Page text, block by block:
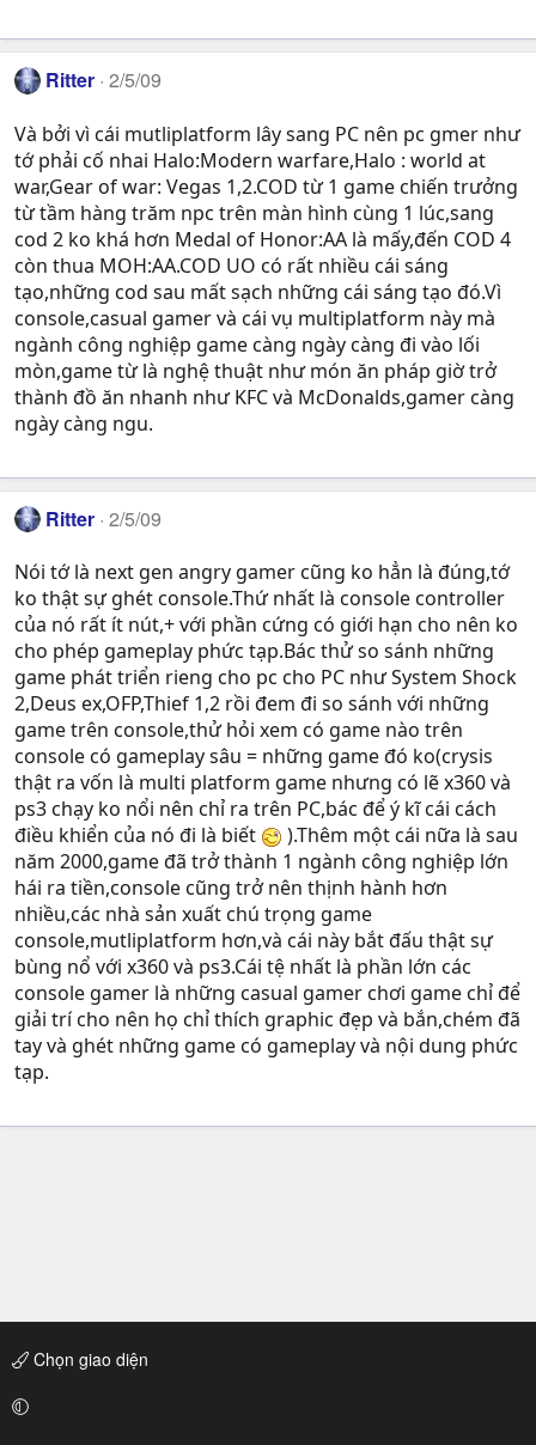
Ritter 2/5/09
Và bởi vì cái mutliplatform lây sang PC nên pc gmer như
tớ phải cố nhai Halo:Modern warfare,Halo : world at
war,Gear of war: Vegas 1,2.COD từ 1 game chiến trưởng
từ tầm hàng trăm npc trên màn hình cùng 1 lúc,sang
cod 2 ko khá hơn Medal of Honor:AA là mấy,đến COD 4
còn thua MOH:AA.COD UO có rất nhiều cái sáng
tạo,những cod sau mất sạch những cái sáng tạo đó.Vì
console,casual gamer và cái vụ multiplatform này mà
ngành công nghiệp game càng ngày càng đi vào lối
mòn,game từ là nghệ thuật như món ăn pháp giờ trở
thành đồ ăn nhanh như KFC và McDonalds,gamer càng
ngày càng ngu.
Ritter 2/5/09
Nói tớ là next gen angry gamer cũng ko hẳn là đúng,tớ
ko thật sự ghét console.Thứ nhất là console controller
của nó rất ít nút,+ với phần cứng có giới hạn cho nên ko
cho phép gameplay phức tạp.Bác thử so sánh những
game phát triển rieng cho pc cho PC như System Shock
2,Deus ex,OFP,Thief 1,2 rồi đem đi so sánh với những
game trên console,thử hỏi xem có game nào trên
console có gameplay sâu = những game đó ko(crysis
thật ra vốn là multi platform game nhưng có lẽ x360 và
ps3 chạy ko nổi nên chỉ ra trên PC,bác để ý kĩ cái cách
điều khiển của nó đi là biết
).Thêm một cái nữa là sau
năm 2000,game đã trở thành 1 ngành công nghiệp lớn
hái ra tiền,console cũng trở nên thịnh hành hơn
nhiều,các nhà sản xuất chú trọng game
console,mutliplatform hơn,và cái này bắt đấu thật sự
bùng nổ với x360 và ps3.Cái tệ nhất là phần lớn các
console gamer là những casual gamer chơi game chỉ để
giải trí cho nên họ chỉ thích graphic đẹp và bắn,chém đã
tay và ghét những game có gameplay và nội dung phức
tạp.
Chọn giao diện